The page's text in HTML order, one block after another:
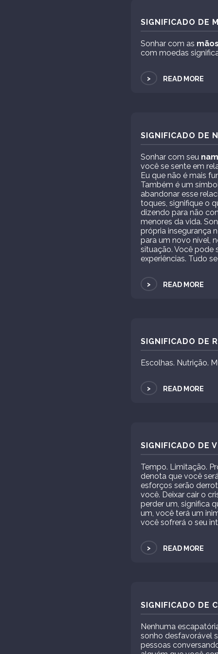
SIGNIFICADO DE
Sonhar com as
com moedas
> READ MORE
SIGNIFICADO DE
Sonhar com seu
você se sente em
Eu que não é mais
Também é um
abandonar esse
toques, signifique o
dizendo para não
menores da vida.
própria insegurança
para um novo nível,
situação. Você pode
experiências. Tudo
> READ MORE
SIGNIFICADO DE
Escolhas. Nutrição.
> READ MORE
SIGNIFICADO DE
Tempo. Limitação.
denota que você
esforços serão
você. Deixar cair o
perder um, significa
um, você terá um
você sofrerá o seu
> READ MORE
SIGNIFICADO DE
Nenhuma
sonho desfavorável
pessoas